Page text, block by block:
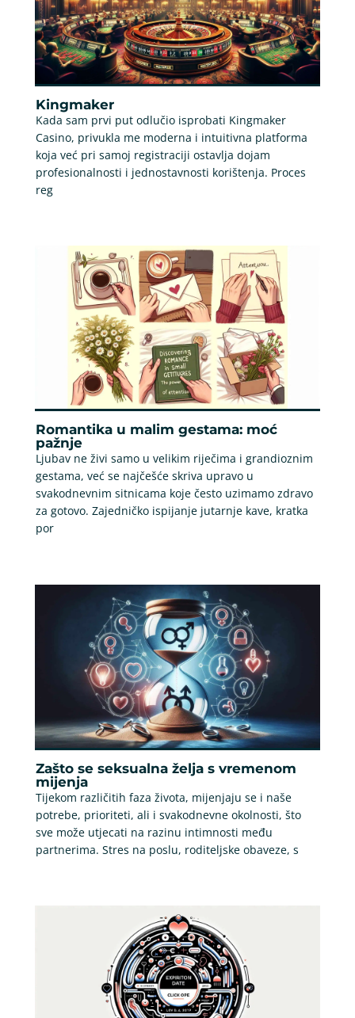
Kingmaker
Kada sam prvi put odlučio isprobati Kingmaker
Casino, privukla me moderna i intuitivna platforma
koja već pri samoj registraciji ostavlja dojam
profesionalnosti i jednostavnosti korištenja. Proces
reg
Romantika u malim gestama: moć
pažnje
Ljubav ne živi samo u velikim riječima i grandioznim
gestama, već se najčešće skriva upravo u
svakodnevnim sitnicama koje često uzimamo zdravo
za gotovo. Zajedničko ispijanje jutarnje kave, kratka
por
Zašto se seksualna želja s vremenom
mijenja
Tijekom različitih faza života, mijenjaju se i naše
potrebe, prioriteti, ali i svakodnevne okolnosti, što
sve može utjecati na razinu intimnosti među
partnerima. Stres na poslu, roditeljske obaveze, s